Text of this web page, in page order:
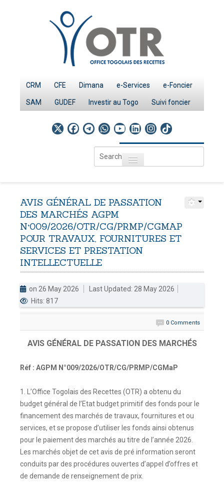
CRM CFE Dimana e-Services e-Foncier
SAM GUDEF Investir au Togo Suivi foncier
Search
...
Toggle navigation
Le système fiscal
DOUANES
Conserv. Foncière
ACTUALITES
Toute l'actualité!
Contactez OTR
AVIS GÉNÉRAL DE PASSATION
DES MARCHÉS AGPM
N°009/2026/OTR/CG/PRMP/CGMAP
POUR TRAVAUX, FOURNITURES ET
SERVICES ET PRESTATION
INTELLECTUELLE
on 26 May 2026
Last Updated: 28 May 2026
Hits: 817
0 Comments
AVIS GÉNÉRAL DE PASSATION DES MARCHÉS
Réf : AGPM N°009/2026/OTR/CG/PRMP/CGMaP
1. L’Office Togolais des Recettes (OTR) a obtenu du
budget général de l’Etat budget primitif des fonds pour le
financement des marchés de travaux, fournitures et ou
services, et se propose d’utiliser les fonds ainsi obtenus
pour le paiement des marchés au titre de l’année 2026.
Les marchés objet de cet avis de pré information seront
conduits par des procédures ouvertes d’appel d’offres et
de demande de renseignement de prix.